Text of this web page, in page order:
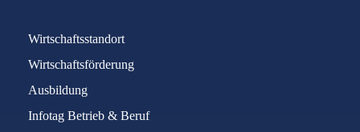
Wirtschaftsstandort
Wirtschaftsförderung
Ausbildung
Infotag Betrieb & Beruf